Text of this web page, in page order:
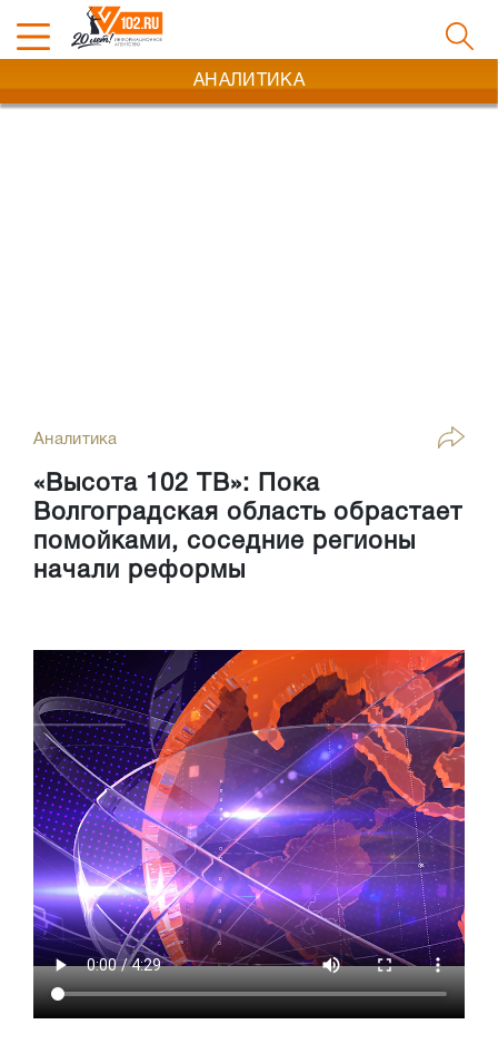
АНАЛИТИКА
Аналитика
«Высота 102 ТВ»: Пока
Волгоградская область обрастает
помойками, соседние регионы
начали реформы